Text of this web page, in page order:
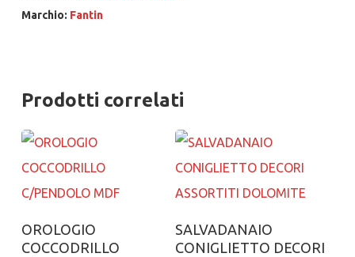
Marchio: Fantin
Prodotti correlati
Aggiungi al carrello
OROLOGIO
COCCODRILLO
Aggiungi al carrello
SALVADANAIO
CONIGLIETTO DECORI